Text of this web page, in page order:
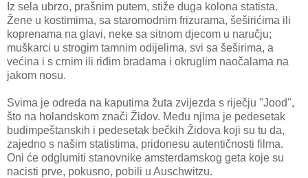
Iz sela ubrzo, prašnim putem, stiže duga kolona statista.
Žene u kostimima, sa staromodnim frizurama, šeširićima ili
koprenama na glavi, neke sa sitnom djecom u naručju;
muškarci u strogim tamnim odijelima, svi sa šeširima, a
većina i s crnim ili riđim bradama i okruglim naočalama na
jakom nosu.
Svima je odreda na kaputima žuta zvijezda s riječju "Jood",
što na holandskom znači Židov. Među njima je pedesetak
budimpeštanskih i pedesetak bečkih Židova koji su tu da,
zajedno s našim statistima, pridonesu autentičnosti filma.
Oni će odglumiti stanovnike amsterdamskog geta koje su
nacisti prve, pokusno, pobili u Auschwitzu.